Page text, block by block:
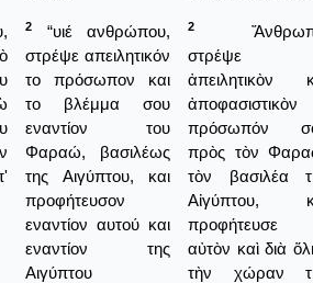
2
“υιέ ανθρώπου,
στρέψε απειλητικόν
το πρόσωπον και
το βλέμμα σου
εναντίον του
Φαραώ, βασιλέως
της Αιγύπτου, και
προφήτευσον
εναντίον αυτού και
εναντίον της
Αιγύπτου
2
στρέψε
ἀπειλητικὸν
ἀποφασιστικὸν
πρόσωπόν
πρὸς τὸν
τὸν βασιλέα
Αἰγύπτου,
προφήτευσε
αὐτὸν καὶ διὰ
τὴν χώραν